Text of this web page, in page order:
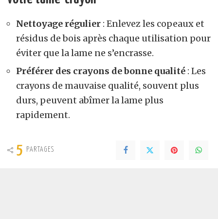
Nettoyage régulier : Enlevez les copeaux et
résidus de bois après chaque utilisation pour
éviter que la lame ne s’encrasse.
Préférer des crayons de bonne qualité : Les
crayons de mauvaise qualité, souvent plus
durs, peuvent abîmer la lame plus
rapidement.
5 PARTAGES